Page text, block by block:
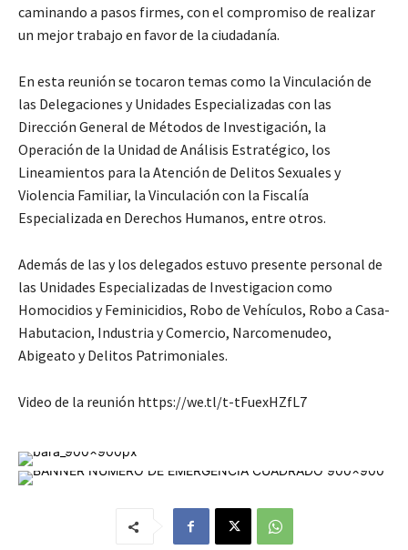
caminando a pasos firmes, con el compromiso de realizar
un mejor trabajo en favor de la ciudadanía.
En esta reunión se tocaron temas como la Vinculación de
las Delegaciones y Unidades Especializadas con las
Dirección General de Métodos de Investigación, la
Operación de la Unidad de Análisis Estratégico, los
Lineamientos para la Atención de Delitos Sexuales y
Violencia Familiar, la Vinculación con la Fiscalía
Especializada en Derechos Humanos, entre otros.
Además de las y los delegados estuvo presente personal de
las Unidades Especializadas de Investigacion como
Homocidios y Feminicidios, Robo de Vehículos, Robo a Casa-
Habutacion, Industria y Comercio, Narcomenudeo,
Abigeato y Delitos Patrimoniales.
Video de la reunión https://we.tl/t-tFuexHZfL7